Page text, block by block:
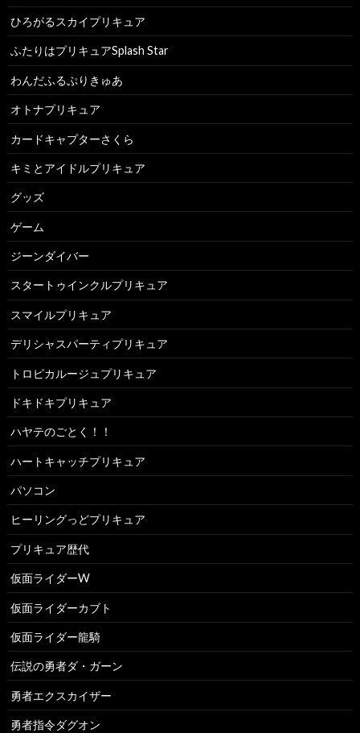
ひろがるスカイプリキュア
ふたりはプリキュアSplash Star
わんだふるぷりきゅあ
オトナプリキュア
カードキャプターさくら
キミとアイドルプリキュア
グッズ
ゲーム
ジーンダイバー
スタートゥインクルプリキュア
スマイルプリキュア
デリシャスパーティプリキュア
トロピカルージュプリキュア
ドキドキプリキュア
ハヤテのごとく！！
ハートキャッチプリキュア
パソコン
ヒーリングっどプリキュア
プリキュア歴代
仮面ライダーW
仮面ライダーカブト
仮面ライダー龍騎
伝説の勇者ダ・ガーン
勇者エクスカイザー
勇者指令ダグオン